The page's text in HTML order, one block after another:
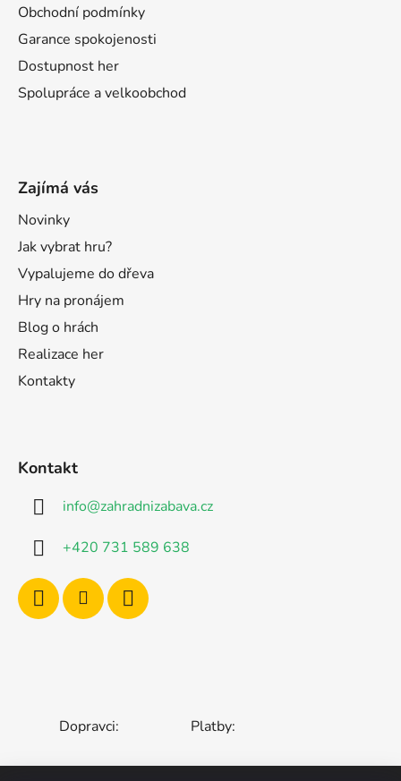
Obchodní podmínky
Garance spokojenosti
Dostupnost her
Spolupráce a velkoobchod
Zajímá vás
Novinky
Jak vybrat hru?
Vypalujeme do dřeva
Hry na pronájem
Blog o hrách
Realizace her
Kontakty
Kontakt
info@zahradnizabava.cz
+420 731 589 638
Dopravci: Platby: